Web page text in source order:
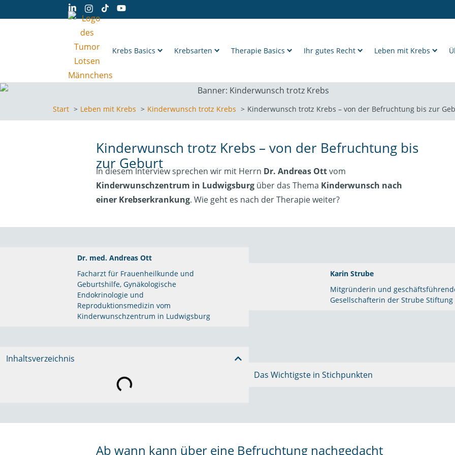
Krebs Basics Krebsarten Therapie Basics Ihr gutes Recht Leben mit Krebs
Start Leben mit Krebs Kinderwunsch trotz Krebs Kinderwunsch trotz Krebs – von der Befruchtung bis zur
Kinderwunsch trotz Krebs – von der Befruchtung bis
zur Geburt
In diesem Interview sprechen wir mit Herrn Dr. Andreas Ottvom
Kinderwunschzentrum in Ludwigsburgüber das Thema Kinderwunsch nach
einer Krebserkrankung. Wie geht es nach der Therapie weiter?
Dr. med. Andreas Ott
Facharzt für Frauenheilkunde und
Geburtshilfe, Gynäkologische
Endokrinologie und
Reproduktionsmedizin vom
Kinderwunschzentrum in Ludwigsburg
Karin Strube
Mitgründerin und
Gesellschafterin der Strube Stiftung
Inhaltsverzeichnis
Das Wichtigste in Stichpunkten
Ab wann kann über eine Befruchtung nachgedacht